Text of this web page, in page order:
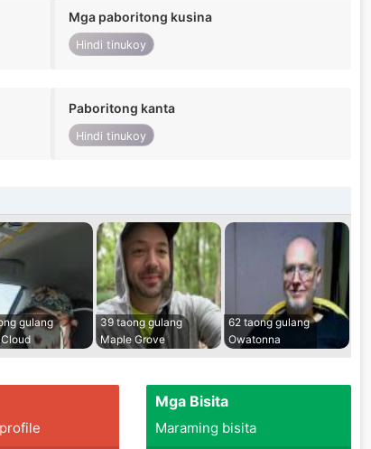
Mga paboritong kusina
Hindi tinukoy
Paboritong kanta
Hindi tinukoy
gulang
39 taong gulang
Maple Grove
62 taong gulang
Owatonna
Mga Bisita
Maraming bisita